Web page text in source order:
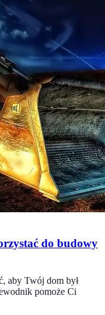
do budowy
aby Twój dom był
pomoże Ci